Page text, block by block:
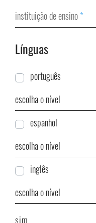
instituição de ensino*
Línguas
português
espanhol
inglês